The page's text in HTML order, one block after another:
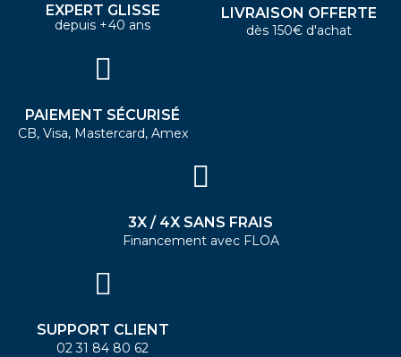
EXPERT GLISSE
depuis +40 ans
LIVRAISON OFFERTE
dès 150€ d'achat
PAIEMENT SÉCURISÉ
CB, Visa, Mastercard, Amex
3X / 4X SANS FRAIS
Financement avec FLOA
SUPPORT CLIENT
02 31 84 80 62